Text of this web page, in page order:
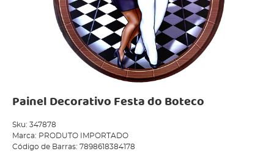
Painel Decorativo Festa do Boteco
Sku: 347878
Marca: PRODUTO IMPORTADO
Código de Barras: 7898618384178